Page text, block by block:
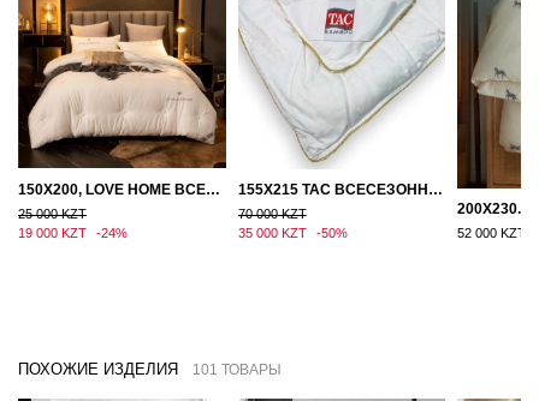
150Х200, LOVE HOME ВСЕСЕЗОННОЕ ОДЕЯЛО ИЗ ХЛОПКА С НАПОЛНИТЕЛЕМ МИКРОГЕЛЬ
25 000 KZT
19 000 KZT
-24%
155Х215 TAC ВСЕСЕЗОННОЕ ХЛОПКОВОЕ ОДЕЯЛО ИЗ БАМБУКОВОГО ВОЛОКНА
70 000 KZT
35 000 KZT
-50% 52 000 KZT
ПОХОЖИЕ ИЗДЕЛИЯ 101 ТОВАРЫ